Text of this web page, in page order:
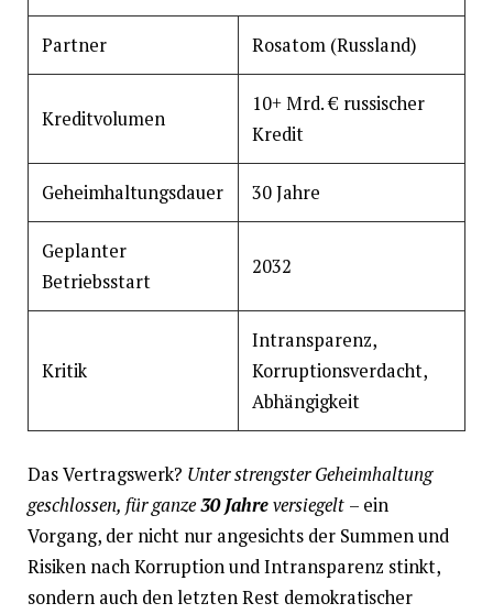
Partner Rosatom (Russland)
Kreditvolumen
10+ Mrd. € russischer
Kredit
Geheimhaltungsdauer 30 Jahre
Geplanter
Betriebsstart
2032
Kritik
Intransparenz,
Korruptionsverdacht,
Abhängigkeit
Das Vertragswerk? Unter strengster Geheimhaltung
geschlossen, für ganze30 Jahreversiegelt – ein
Vorgang, der nicht nur angesichts der Summen und
Risiken nach Korruption und Intransparenz stinkt,
sondern auch den letzten Rest demokratischer